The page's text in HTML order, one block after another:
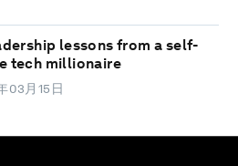
lessons from a self-
tech millionaire
03月15日